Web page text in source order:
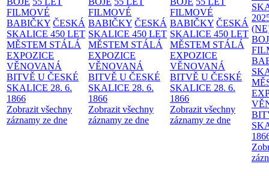
FILMOVÉ
BABIČKY ČESKÁ
SKALICE 450 LET
MĚSTEM STÁLÁ
EXPOZICE
VĚNOVANÁ
BITVĚ U ČESKÉ
SKALICE 28. 6.
1866
Zobrazit všechny
záznamy ze dne
FILMOVÉ
BABIČKY ČESKÁ
SKALICE 450 LET
MĚSTEM STÁLÁ
EXPOZICE
VĚNOVANÁ
BITVĚ U ČESKÉ
SKALICE 28. 6.
1866
Zobrazit všechny
záznamy ze dne
FILMOVÉ
BABIČKY ČESKÁ
SKALICE 450 LET
MĚSTEM STÁLÁ
EXPOZICE
VĚNOVANÁ
BITVĚ U ČESKÉ
SKALICE 28. 6.
1866
Zobrazit všechny
záznamy ze dne